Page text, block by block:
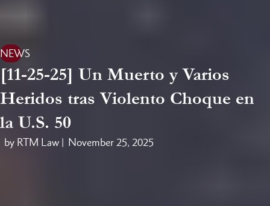
NEWS
[11-25-25] Un Muerto y Varios
Heridos tras Violento Choque en
la U.S. 50
by RTM Law | November 25, 2025